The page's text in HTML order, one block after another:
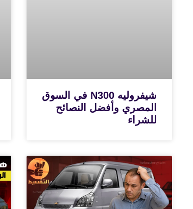
شيفروليه N300 في السوق
المصري وأفضل النصائح
للشراء